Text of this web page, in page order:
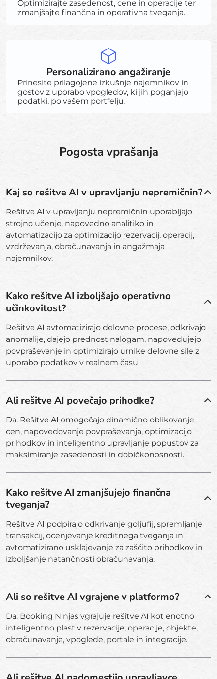
Optimizirajte zasedenost, cene in operacije ter
zmanjšajte finančna in operativna tveganja.
Personalizirano angažiranje
Prinesite prilagojene izkušnje najemnikov in
gostov z uporabo vpogledov, ki jih poganjajo
podatki, po vašem portfelju.
Pogosta vprašanja
Kaj so rešitve AI v upravljanju nepremičnin?
Rešitve AI v upravljanju nepremičnin uporabljajo
strojno učenje, napovedno analitiko in
avtomatizacijo za optimizacijo rezervacij, operacij,
vzdrževanja, obračunavanja in angažmaja
najemnikov.
Kako rešitve AI izboljšajo operativno
učinkovitost?
Rešitve AI avtomatizirajo delovne procese, odkrivajo
anomalije, dajejo prednost nalogam, napovedujejo
povpraševanje in optimizirajo urnike delovne sile z
uporabo podatkov v realnem času.
Ali rešitve AI povečajo prihodke?
Da. Rešitve AI omogočajo dinamično oblikovanje
cen, napovedovanje povpraševanja, optimizacijo
prihodkov in inteligentno upravljanje popustov za
maksimiranje zasedenosti in dobičkonosnosti.
Kako rešitve AI zmanjšujejo finančna
tveganja?
Rešitve AI podpirajo odkrivanje goljufij, spremljanje
transakcij, ocenjevanje kreditnega tveganja in
avtomatizirano usklajevanje za zaščito prihodkov in
izboljšanje natančnosti obračunavanja.
Ali so rešitve AI vgrajene v platformo?
Da. Booking Ninjas vgrajuje rešitve AI kot enotno
inteligentno plast v rezervacije, operacije, objekte,
obračunavanje, vpoglede, portale in integracije.